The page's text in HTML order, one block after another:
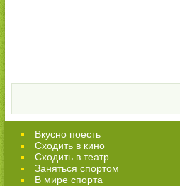
Вкусно поесть
Сходить в кино
Cходить в театр
Заняться спортом
В мире спорта